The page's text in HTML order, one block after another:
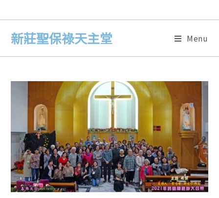
新莊聖保祿天主堂 Menu